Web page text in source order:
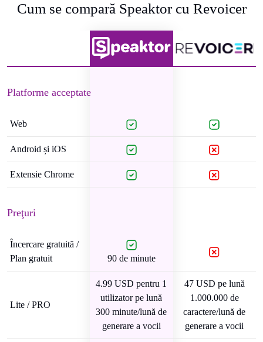
Cum se compară Speaktor cu Revoicer
Platforme acceptate
Web
Android și iOS
Extensie Chrome
Preţuri
Încercare gratuită /
Plan gratuit
90 de minute
Lite / PRO
4.99 USD pentru 1
utilizator pe lună
300 minute/lună de
generare a vocii
47 USD pe lună
1.000.000 de
caractere/lună de
generare a vocii